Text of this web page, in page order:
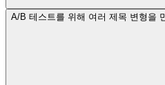
A/B 테스트를 위해 여러 제목 변형을